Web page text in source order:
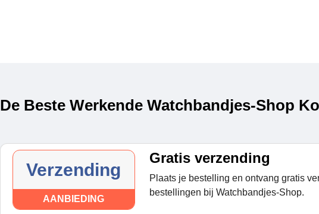
De Beste Werkende Watchbandjes-Shop
Verzending
AANBIEDING
Gratis verzending
Plaats je bestelling en ontvang gratis
bestellingen bij Watchbandjes-Shop.